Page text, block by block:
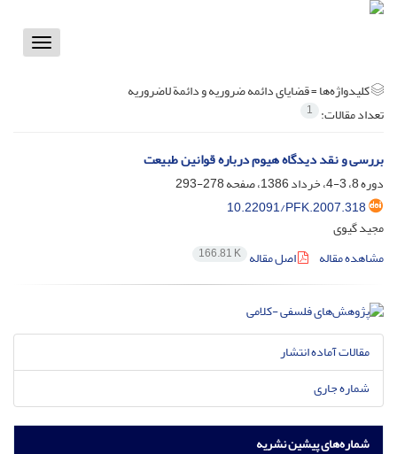
Toggle
کلیدواژه‌ها =قضایای دائمه‌ ضروریه‌ و دائمة‌ لاضروریه
تعداد مقالات: 1
بررسی و نقد دیدگاه هیوم درباره قوانین طبیعت
دوره 8، 3-4، خرداد 1386، صفحه
278-293
10.22091/PFK.2007.318
مجید گیوی
مشاهده مقاله
اصل مقاله 166.81 K
مقالات آماده انتشار
شماره جاری
شماره‌های پیشین نشریه